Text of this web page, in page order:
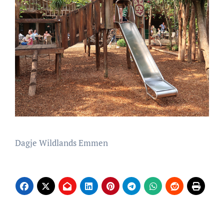
Dagje Wildlands Emmen